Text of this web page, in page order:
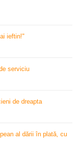
ieftin!"
serviciu
de dreapta
al dării în plată, cu